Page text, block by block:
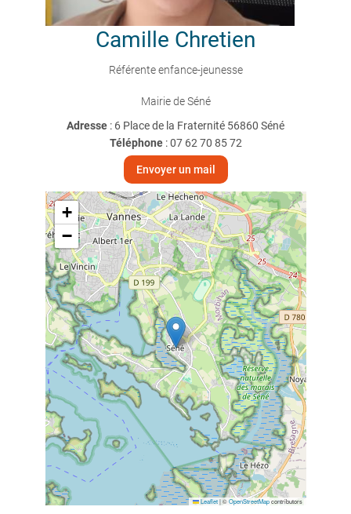
Camille Chretien
Référente enfance-jeunesse
Mairie de Séné
Adresse : 6 Place de la Fraternité 56860 Séné
Téléphone:07 62 70 85 72
Envoyer un mail
+
−
Leaflet |©OpenStreetMapcontributors